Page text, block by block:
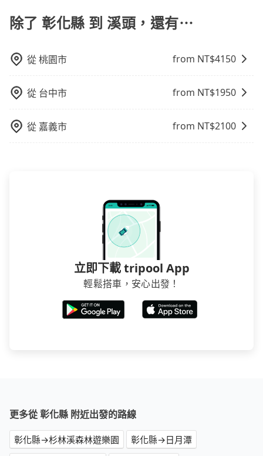
心地享受旅步為您提供的服務。
booking@tripool.app聯繫我們，將有專人協助回覆確
認是否能協助安排。
除了 彰化縣 到 溪頭，還有⋯
從桃園市 from NT$4150
從 台中市 from NT$1950
從 嘉義市 from NT$2100
立即下載 tripool App
輕鬆搭車，安心出發！
更多從 彰化縣 附近出發的路線
彰化縣→杉林溪森林遊樂園
彰化縣→日月潭